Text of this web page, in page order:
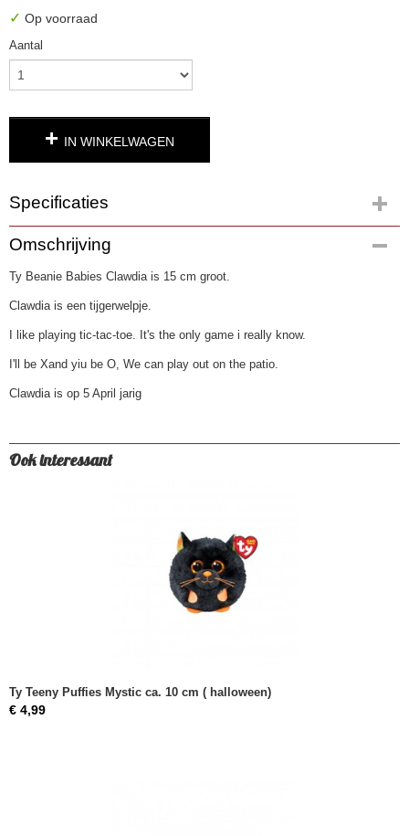
✓ Op voorraad
Aantal
IN WINKELWAGEN
Specificaties
Productcode
3566-35
EAN code
Omschrijving
Ty Beanie Babies Clawdia is 15 cm groot.
Clawdia is een tijgerwelpje.
I like playing tic-tac-toe. It's the only game i really know.
I'll be Xand yiu be O, We can play out on the patio.
Clawdia is op 5 April jarig
Ook interessant
Ty Teeny Puffies Mystic ca. 10 cm ( halloween)
€ 4,99